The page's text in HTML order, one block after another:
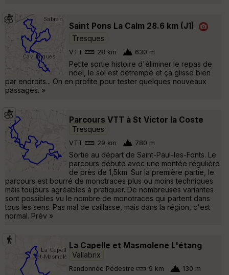
Saint Pons La Calm 28.6 km (J1)
Tresques
VTT 28 km 630 m
Petite sortie histoire d'éliminer le repas de
noël, le sol est détrempé et ça glisse bien
par endroits... On en profite pour tester quelques nouveaux
passages. »
Parcours VTT à St Victor la Coste
Tresques
VTT 29 km 780 m
Sortie au départ de Saint-Paul-les-Fonts. Le
parcours débute avec une montée régulière
de près de 1,5km. Sur la première partie, le
parcours est bourré de monotraces plus ou moins techniques
mais toujours agréables à pratiquer. De nombreuses variantes
sont possibles vu le nombre de monotraces qui partent dans
tous les sens. Pas mal de caillasse, mais dans la région, c'est
normal. Prév »
La Capelle et Masmolene L'étang
Vallabrix
Randonnée Pédestre 9 km 130 m